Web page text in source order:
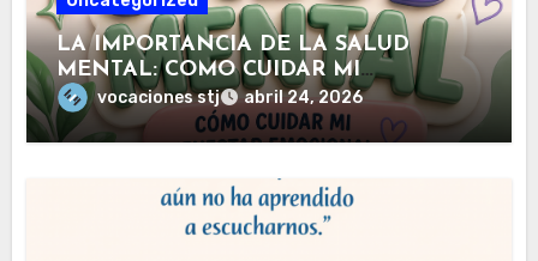
LA IMPORTANCIA DE LA SALUD
MENTAL: COMO CUIDAR MI
BIENESTAR EMOCIONAL
vocaciones stj abril 24, 2026